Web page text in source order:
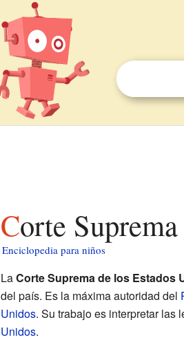
Corte
Enciclopedia para niños
LaCorte Suprema de los Estados
del país. Es la máxima autoridad del
Unidos. Su trabajo es interpretar las
Unidos.